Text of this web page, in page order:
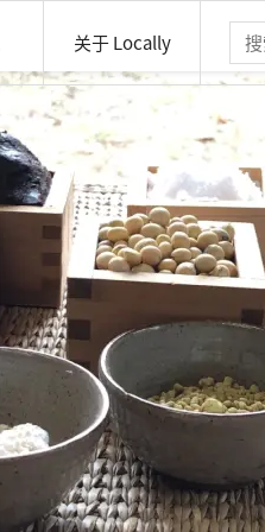
关于 Locally